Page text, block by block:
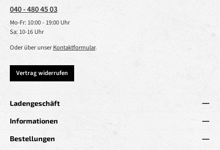
040 - 480 45 03
Mo-Fr: 10:00 - 19:00 Uhr
Sa: 10-16 Uhr
Oder über unserKontaktformular.
Vertrag widerrufen
Ladengeschäft
Informationen
Bestellungen